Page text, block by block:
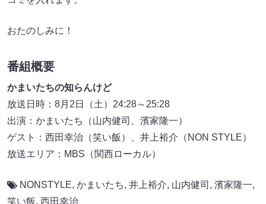
おたのしみに！
番組概要
かまいたちの知らんけど
放送日時：8月2日（土）24:28～25:28
出演：かまいたち（山内健司、濱家隆一）
ゲスト：西田幸治（笑い飯）、井上裕介（NON STYLE）
放送エリア：MBS（関西ローカル）
NONSTYLE, かまいたち, 井上裕介, 山内健司 , 濱家隆一,
笑い飯, 西田幸治